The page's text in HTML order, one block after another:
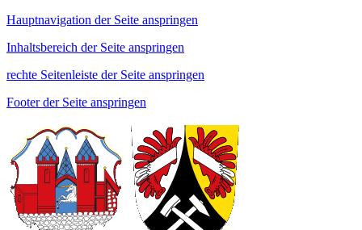
Hauptnavigation der Seite anspringen
Inhaltsbereich der Seite anspringen
rechte Seitenleiste der Seite anspringen
Footer der Seite anspringen